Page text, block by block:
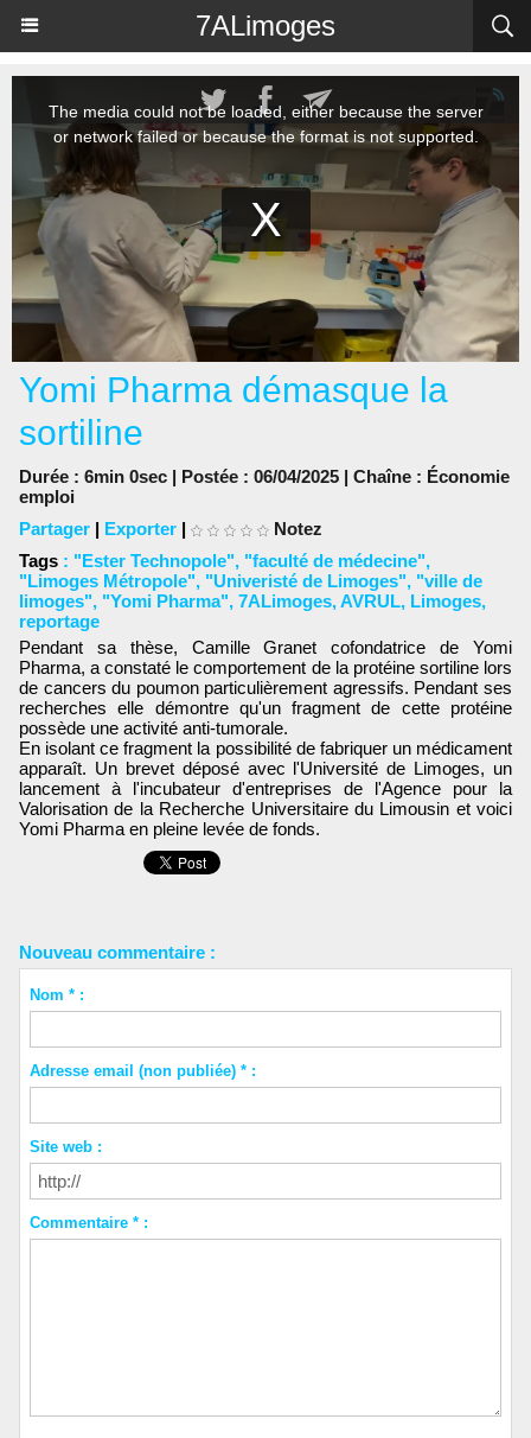
7ALimoges
Yomi Pharma démasque la
sortiline
Durée : 6min 0sec | Postée : 06/04/2025 | Chaîne : Économie
emploi
Partager | Exporter |
Notez
Tags : "Ester Technopole", "faculté de médecine",
"Limoges Métropole", "Univeristé de Limoges", "ville de
limoges", "Yomi Pharma", 7ALimoges,AVRUL, Limoges,
reportage
Pendant sa thèse, Camille Granet cofondatrice de Yomi
Pharma, a constaté le comportement de la protéine sortiline lors
de cancers du poumon particulièrement agressifs. Pendant ses
recherches elle démontre qu'un fragment de cette protéine
possède une activité anti-tumorale.
En isolant ce fragment la possibilité de fabriquer un médicament
apparaît. Un brevet déposé avec l'Université de Limoges, un
lancement à l'incubateur d'entreprises de l'Agence pour la
Valorisation de la Recherche Universitaire du Limousin et voici
Yomi Pharma en pleine levée de fonds.
Nouveau commentaire :
Nom * :
Adresse email (non publiée) * :
Site web :
Commentaire * :